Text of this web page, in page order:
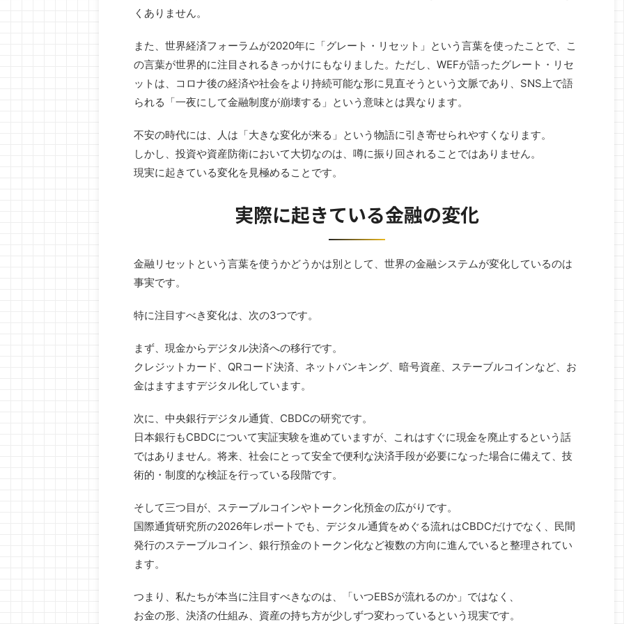
くありません。
また、世界経済フォーラムが2020年に「グレート・リセット」という言葉を使ったことで、こ
の言葉が世界的に注目されるきっかけにもなりました。ただし、WEFが語ったグレート・リセ
ットは、コロナ後の経済や社会をより持続可能な形に見直そうという文脈であり、SNS上で語
られる「一夜にして金融制度が崩壊する」という意味とは異なります。
不安の時代には、人は「大きな変化が来る」という物語に引き寄せられやすくなります。
しかし、投資や資産防衛において大切なのは、噂に振り回されることではありません。
現実に起きている変化を見極めることです。
実際に起きている金融の変化
金融リセットという言葉を使うかどうかは別として、世界の金融システムが変化しているのは
事実です。
特に注目すべき変化は、次の3つです。
まず、現金からデジタル決済への移行です。
クレジットカード、QRコード決済、ネットバンキング、暗号資産、ステーブルコインなど、お
金はますますデジタル化しています。
次に、中央銀行デジタル通貨、CBDCの研究です。
日本銀行もCBDCについて実証実験を進めていますが、これはすぐに現金を廃止するという話
ではありません。将来、社会にとって安全で便利な決済手段が必要になった場合に備えて、技
術的・制度的な検証を行っている段階です。
そして三つ目が、ステーブルコインやトークン化預金の広がりです。
国際通貨研究所の2026年レポートでも、デジタル通貨をめぐる流れはCBDCだけでなく、民間
発行のステーブルコイン、銀行預金のトークン化など複数の方向に進んでいると整理されてい
ます。
つまり、私たちが本当に注目すべきなのは、「いつEBSが流れるのか」ではなく、
お金の形、決済の仕組み、資産の持ち方が少しずつ変わっているという現実です。
待と不安、情報と噂が混ざりやすいからで